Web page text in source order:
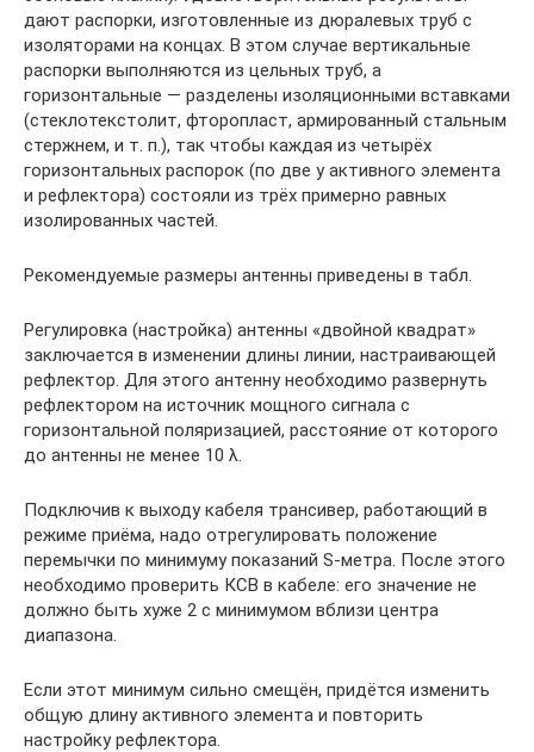
дают распорки, изготовленные из дюралевых труб с
изоляторами на концах. В этом случае вертикальные
распорки выполняются из цельных труб, а
горизонтальные — разделены изоляционными вставками
(стеклотекстолит, фторопласт, армированный стальным
стержнем, и т. п.), так чтобы каждая из четырёх
горизонтальных распорок (по две у активного элемента
и рефлектора) состояли из трёх примерно равных
изолированных частей.
Рекомендуемые размеры антенны приведены в табл.
Регулировка (настройка) антенны «двойной квадрат»
заключается в изменении длины линии, настраивающей
рефлектор. Для этого антенну необходимо развернуть
рефлектором на источник мощного сигнала с
горизонтальной поляризацией, расстояние от которого
до антенны не менее 10 λ.
Подключив к выходу кабеля трансивер, работающий в
режиме приёма, надо отрегулировать положение
перемычки по минимуму показаний S-метра. После этого
необходимо проверить КСВ в кабеле: его значение не
должно быть хуже 2 с минимумом вблизи центра
диапазона.
Если этот минимум сильно смещён, придётся изменить
общую длину активного элемента и повторить
настройку рефлектора.